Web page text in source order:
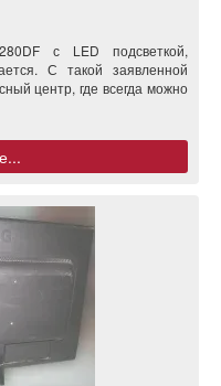
с LED подсветкой,
С такой заявленной
центр, где всегда можно